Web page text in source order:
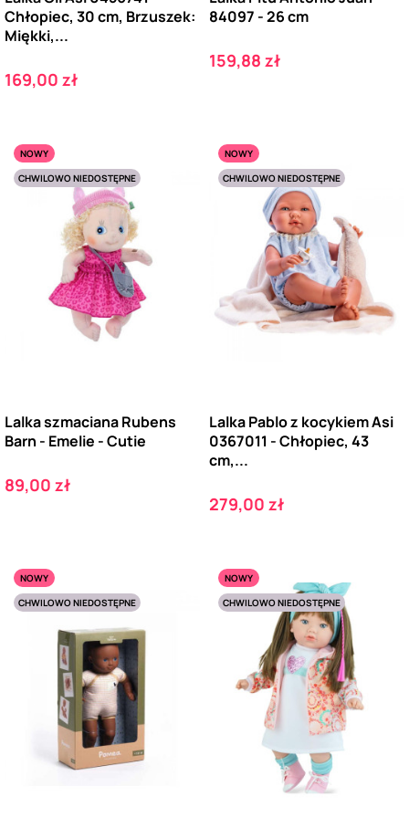
Chłopiec, 30 cm, Brzuszek:
Miękki,...
Cena
169,00 zł
84097 - 26 cm
Cena
159,88 zł
NOWY
CHWILOWO NIEDOSTĘPNE
Lalka szmaciana Rubens
Barn - Emelie - Cutie
Cena
89,00 zł
NOWY
CHWILOWO NIEDOSTĘPNE
Lalka Pablo z kocykiem Asi
0367011 - Chłopiec, 43
cm,...
Cena
279,00 zł
NOWY
CHWILOWO NIEDOSTĘPNE
NOWY
CHWILOWO NIEDOSTĘPNE